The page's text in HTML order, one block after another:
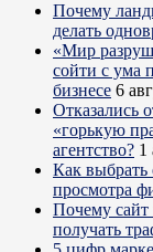
Почему
делать
«Мир
сойти с ума
бизнесе 6
Отказались
«горькую
агентство? 1
Как выбрать
просмотра
Почему сайт
получать